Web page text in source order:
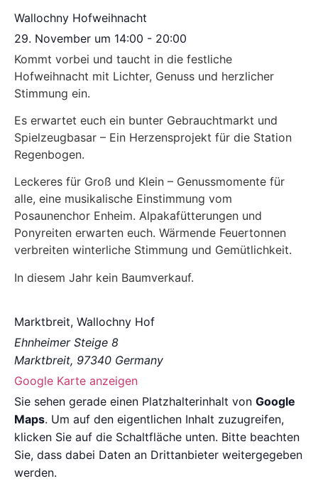
Wallochny Hofweihnacht
29. November um 14:00 - 20:00
Kommt vorbei und taucht in die festliche
Hofweihnacht mit Lichter, Genuss und herzlicher
Stimmung ein.
Es erwartet euch ein bunter Gebrauchtmarkt und
Spielzeugbasar – Ein Herzensprojekt für die Station
Regenbogen.
Leckeres für Groß und Klein – Genussmomente für
alle, eine musikalische Einstimmung vom
Posaunenchor Enheim. Alpakafütterungen und
Ponyreiten erwarten euch. Wärmende Feuertonnen
verbreiten winterliche Stimmung und Gemütlichkeit.
In diesem Jahr kein Baumverkauf.
Marktbreit, Wallochny Hof
Ehnheimer Steige 8
Marktbreit, 97340 Germany
Google Karte anzeigen
Sie sehen gerade einen Platzhalterinhalt von Google
Maps. Um auf den eigentlichen Inhalt zuzugreifen,
klicken Sie auf die Schaltfläche unten. Bitte beachten
Sie, dass dabei Daten an Drittanbieter weitergegeben
werden.